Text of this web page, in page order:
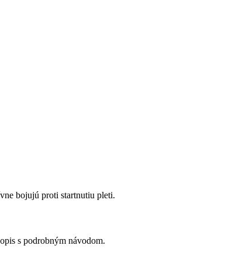
bojujú proti startnutiu pleti.
s podrobným návodom.